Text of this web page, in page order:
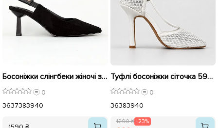
Босоніжки слінгбеки жіночі замшеві 595440 Чорні
0
3637383940
Туфлі босоніжки сіточка 595610 Білі розпродаж
0
36383940
1290 ₴ -23%